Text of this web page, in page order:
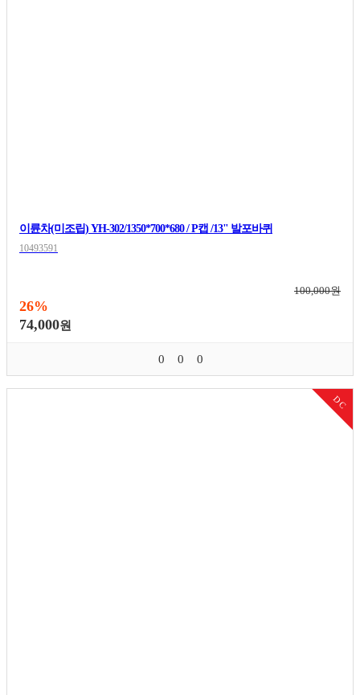
이륜차(미조립) YH-302/1350*700*680 / P캡 /13" 발포바퀴
10493591
100,000원
26%
74,000원
0 0 0
DC